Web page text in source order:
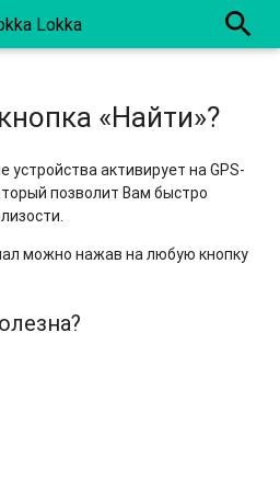
Lokka search
«Найти»?
устройства активирует на GPS-
позволит Вам быстро
можно нажав на любую кнопку